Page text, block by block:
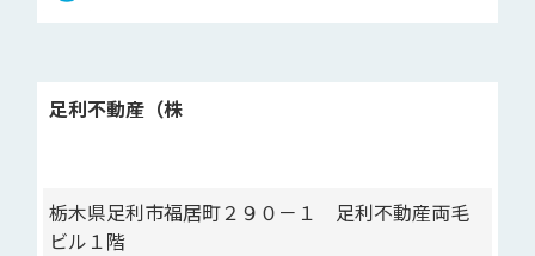
足利不動産（株
栃木県足利市福居町２９０－１ 足利不動産両毛
ビル１階